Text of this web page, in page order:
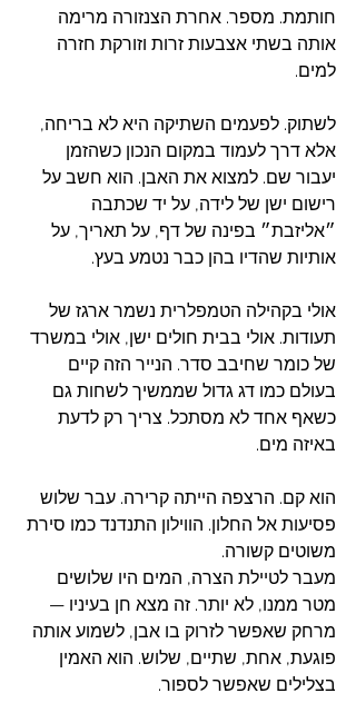
חותמת. מספר. אחרת הצנזורה מרימה
אותה בשתי אצבעות זרות וזורקת חזרה
למים.
לשתוק. לפעמים השתיקה היא לא בריחה,
אלא דרך לעמוד במקום הנכון כשהזמן
יעבור שם. למצוא את האבן. הוא חשב על
רישום ישן של לידה, על יד שכתבה
״אליזבת״ בפינה של דף, על תאריך, על
אותיות שהדיו בהן כבר נטמע בעץ.
אולי בקהילה הטמפלרית נשמר ארגז של
תעודות. אולי בבית חולים ישן, אולי במשרד
של כומר שחיבב סדר. הנייר הזה קיים
בעולם כמו דג גדול שממשיך לשחות גם
כשאף אחד לא מסתכל. צריך רק לדעת
באיזה מים.
הוא קם. הרצפה הייתה קרירה. עבר שלוש
פסיעות אל החלון. הווילון התנדנד כמו סירת
משוטים קשורה.
מעבר לטיילת הצרה, המים היו שלושים
מטר ממנו, לא יותר. זה מצא חן בעיניו —
מרחק שאפשר לזרוק בו אבן, לשמוע אותה
פוגעת, אחת, שתיים, שלוש. הוא האמין
בצלילים שאפשר לספור.